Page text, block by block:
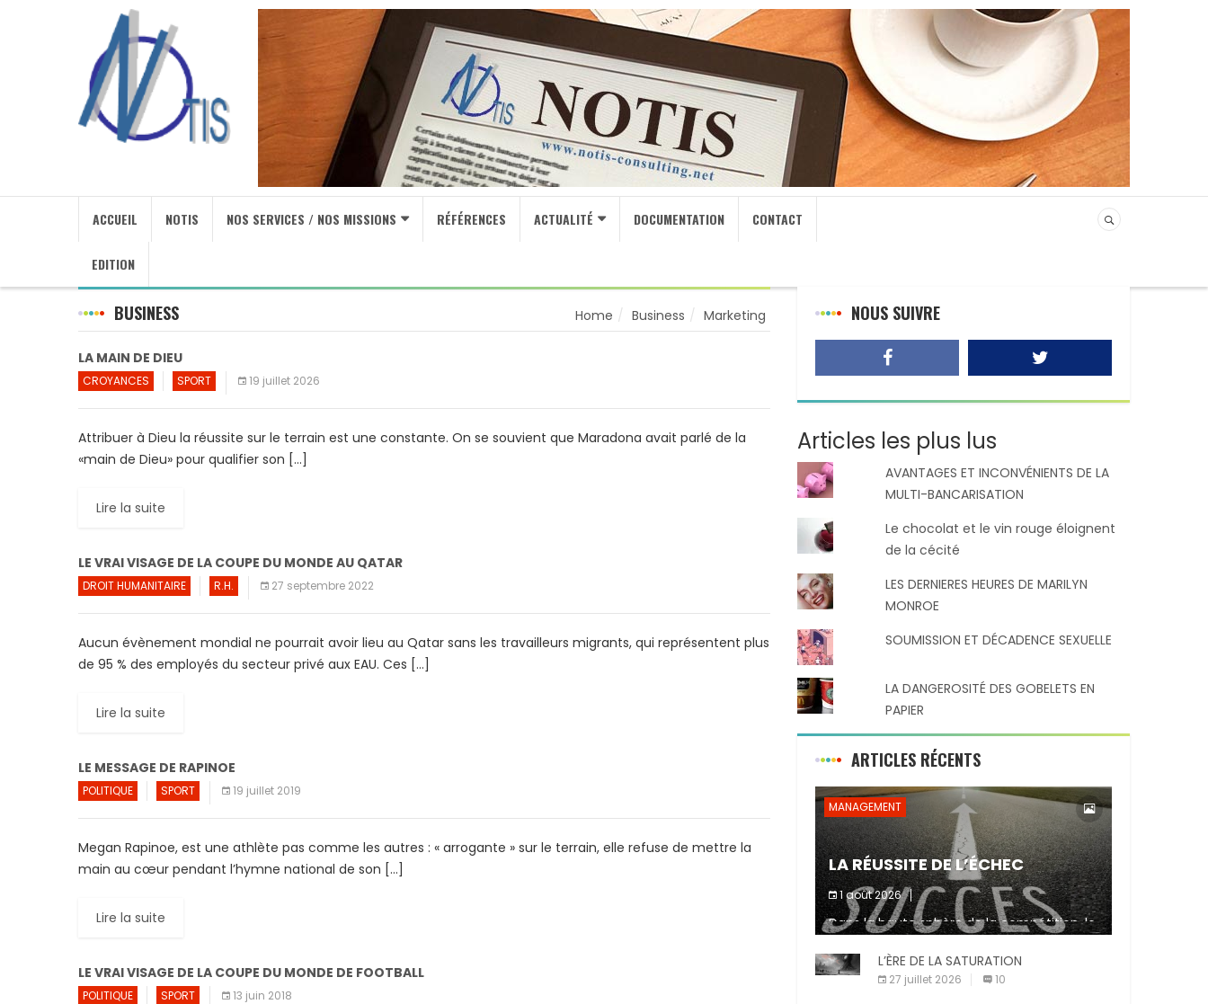
ACCUEIL NOTIS NOS SERVICES / NOS MISSIONS RÉFÉRENCES ACTUALITÉ DOCUMENTATION CONTACT
EDITION
BUSINESS Home Business Marketing
LA MAIN DE DIEU
CROYANCES SPORT 19 juillet 2026
Attribuer à Dieu la réussite sur le terrain est une constante. On se souvient que Maradona avait parlé de la
«main de Dieu» pour qualifier son […]
Lire la suite
LE VRAI VISAGE DE LA COUPE DU MONDE AU QATAR
DROIT HUMANITAIRE R.H. 27 septembre 2022
Aucun évènement mondial ne pourrait avoir lieu au Qatar sans les travailleurs migrants, qui représentent plus
de 95 % des employés du secteur privé aux EAU. Ces […]
Lire la suite
LE MESSAGE DE RAPINOE
POLITIQUE SPORT 19 juillet 2019
Megan Rapinoe, est une athlète pas comme les autres : « arrogante » sur le terrain, elle refuse de mettre la
main au cœur pendant l’hymne national de son […]
Lire la suite
LE VRAI VISAGE DE LA COUPE DU MONDE DE FOOTBALL
POLITIQUE SPORT 13 juin 2018
NOUS SUIVRE
Articles les plus lus
AVANTAGES ET INCONVÉNIENTS DE LA
MULTI-BANCARISATION
Le chocolat et le vin rouge éloignent
de la cécité
LES DERNIERES HEURES DE MARILYN
MONROE
SOUMISSION ET DÉCADENCE SEXUELLE
LA DANGEROSITÉ DES GOBELETS EN
PAPIER
ARTICLES RÉCENTS
MANAGEMENT
LA RÉUSSITE DE L’ÉCHEC
1 août 2026
Dans la haute sphère de la compétition, le
fait de ne pas atteindre un objectif est un
signe d’incompétence et une source de
sanctions diverses (avertissement, […]
L’ÈRE DE LA SATURATION
27 juillet 2026 10